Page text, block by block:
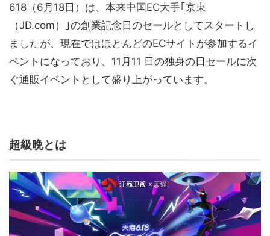
618（6月18日）は、本来中国EC大手｢京東
（JD.com）｣の創業記念日のセールとしてスタートし
ましたが、現在ではほとんどのECサイトが参加するイ
ベントになっており、11月11 日の独身の日セールに次
ぐ通販イベントとして盛り上がっています。
超級晩とは